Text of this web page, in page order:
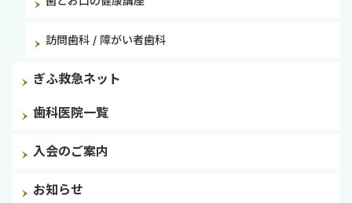
訪問歯科 / 障がい者歯科
ぎふ救急ネット
歯科医院一覧
入会のご案内
お知らせ